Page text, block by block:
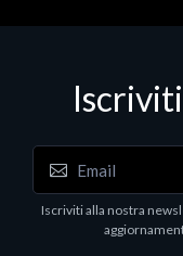
Software - Office
MS OFFICE
Iscriviti alla nostra